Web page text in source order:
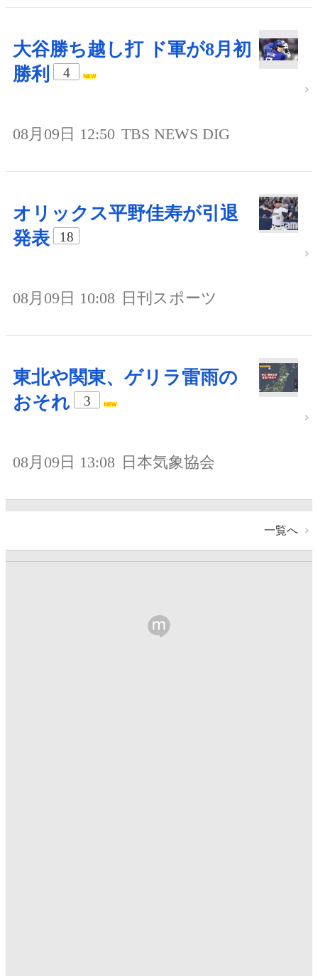
大谷勝ち越し打 ド軍が8月初
勝利
4
08月09日 12:50 TBS NEWS DIG
オリックス平野佳寿が引退
発表
18
08月09日 10:08 日刊スポーツ
東北や関東、ゲリラ雷雨の
おそれ
3
08月09日 13:08 日本気象協会
一覧へ